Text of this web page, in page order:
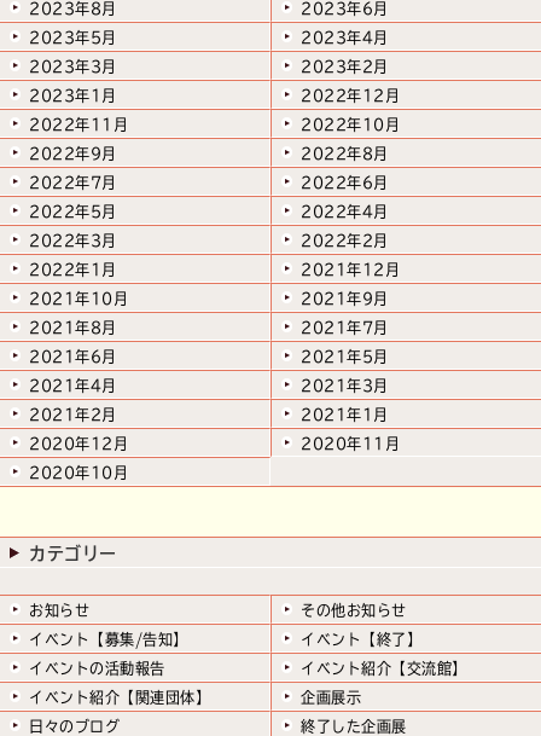
2023年8月
2023年6月
2023年5月
2023年4月
2023年3月
2023年2月
2023年1月
2022年12月
2022年11月
2022年10月
2022年9月
2022年8月
2022年7月
2022年6月
2022年5月
2022年4月
2022年3月
2022年2月
2022年1月
2021年12月
2021年10月
2021年9月
2021年8月
2021年7月
2021年6月
2021年5月
2021年4月
2021年3月
2021年2月
2021年1月
2020年12月
2020年11月
2020年10月
カテゴリー
お知らせ
その他お知らせ
イベント【募集/告知】
イベント【終了】
イベントの活動報告
イベント紹介【交流館】
イベント紹介【関連団体】
企画展示
日々のブログ
終了した企画展